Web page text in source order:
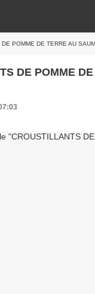
POMME DE TERRE AU
DE POMME